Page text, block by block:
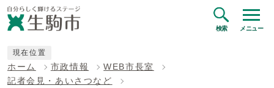
検索 メニュー
現在位置
ホーム 市政情報
WEB市長室
記者会見・あいさつなど